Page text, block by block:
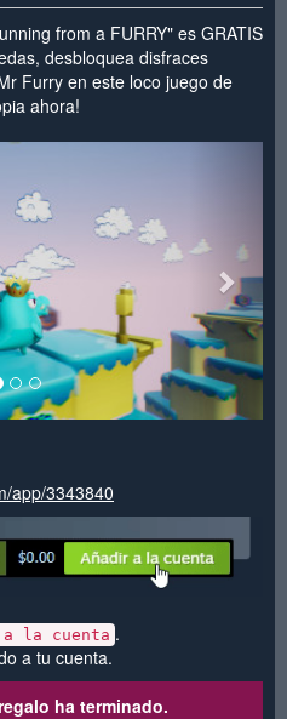
from a FURRY" es GRATIS
desbloquea disfraces
Furry en este loco juego de
ahora!
app/3343840
la cuenta .
a tu cuenta.
ha terminado.